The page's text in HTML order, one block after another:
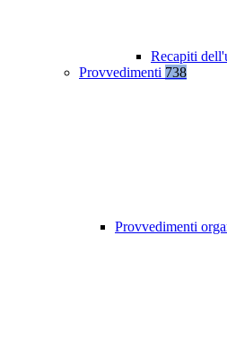
Recapiti
Provvedimenti 738
Provvedimenti